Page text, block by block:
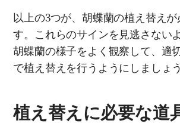
以上の3つが、胡蝶蘭の植え替え
す。これらのサインを見逃さない
胡蝶蘭の様子をよく観察して、適
で植え替えを行うようにしましょう
植え替えに必要な道